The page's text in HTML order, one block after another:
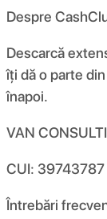
Despre
Descarcă
îți dă o parte
înapoi.
VAN
CUI: 39743787
Întrebări